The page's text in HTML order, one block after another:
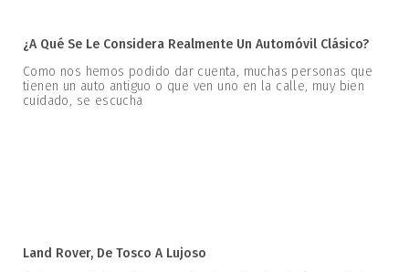
¿A Qué Se Le Considera Realmente Un Automóvil Clásico?
Como nos hemos podido dar cuenta, muchas personas que
tienen un auto antiguo o que ven uno en la calle, muy bien
cuidado, se escucha
Land Rover, De Tosco A Lujoso